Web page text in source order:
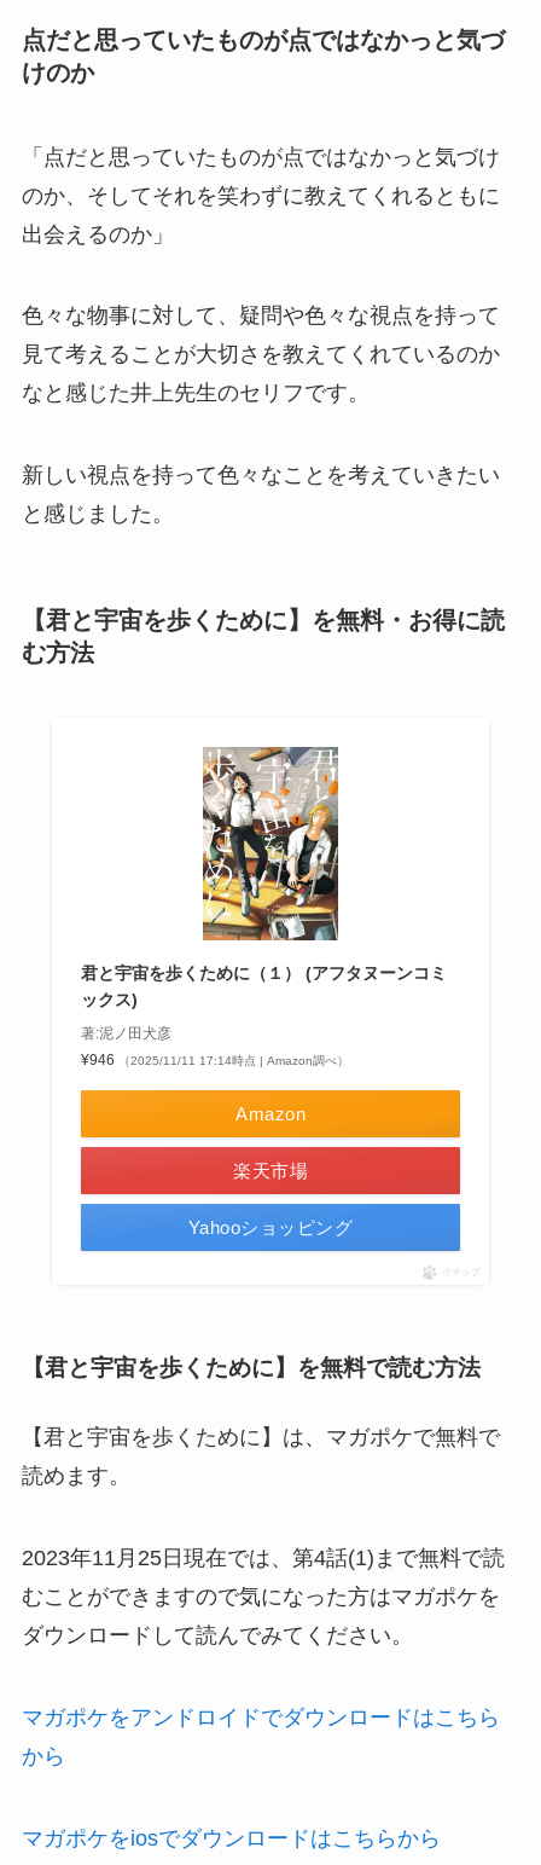
点だと思っていたものが点ではなかっと気づ
けのか
「点だと思っていたものが点ではなかっと気づけ
のか、そしてそれを笑わずに教えてくれるともに
出会えるのか」
色々な物事に対して、疑問や色々な視点を持って
見て考えることが大切さを教えてくれているのか
なと感じた井上先生のセリフです。
新しい視点を持って色々なことを考えていきたい
と感じました。
【君と宇宙を歩くために】を無料・お得に読
む方法
君と宇宙を歩くために（１） (アフタヌーンコミ
ックス)
著:泥ノ田犬彦
¥946
（2025/11/11 17:14時点 | Amazon調べ）
Amazon
楽天市場
Yahooショッピング
ポチップ
【君と宇宙を歩くために】を無料で読む方法
【君と宇宙を歩くために】は、マガポケで無料で
読めます。
2023年11月25日現在では、第4話(1)まで無料で読
むことができますので気になった方はマガポケを
ダウンロードして読んでみてください。
マガポケをアンドロイドでダウンロードはこちら
から
マガポケをiosでダウンロードはこちらから